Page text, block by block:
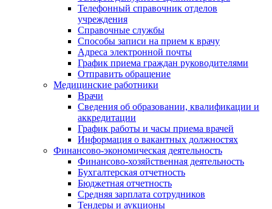
Телефонный справочник отделов
учреждения
Справочные службы
Способы записи на прием к врачу
Адреса электронной почты
График приема граждан руководителями
Отправить обращение
Медицинские работники
Врачи
Сведения об образовании, квалификации и
аккредитации
График работы и часы приема врачей
Информация о вакантных должностях
Финансово-экономическая деятельность
Финансово-хозяйственная деятельность
Бухгалтерская отчетность
Бюджетная отчетность
Средняя зарплата сотрудников
Тендеры и аукционы